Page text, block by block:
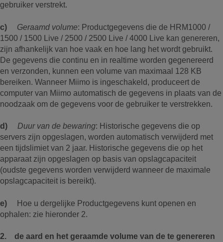
gebruiker verstrekt.
c) Geraamd volume: Productgegevens die de HRM1000 /
1500 / 1500 Live / 2500 / 2500 Live / 4000 Live kan genereren,
zijn afhankelijk van hoe vaak en hoe lang het wordt gebruikt.
De gegevens die continu en in realtime worden gegenereerd
en verzonden, kunnen een volume van maximaal 128 KB
bereiken. Wanneer Miimo is ingeschakeld, produceert de
computer van Miimo automatisch de gegevens in plaats van de
noodzaak om de gegevens voor de gebruiker te verstrekken.
d) Duur van de bewaring: Historische gegevens die op
servers zijn opgeslagen, worden automatisch verwijderd met
een tijdslimiet van 2 jaar. Historische gegevens die op het
apparaat zijn opgeslagen op basis van opslagcapaciteit
(oudste gegevens worden verwijderd wanneer de maximale
opslagcapaciteit is bereikt).
e)
Hoe u dergelijke Productgegevens kunt openen en
ophalen: zie hieronder 2.
2. de aard en het geraamde volume van de te genereren